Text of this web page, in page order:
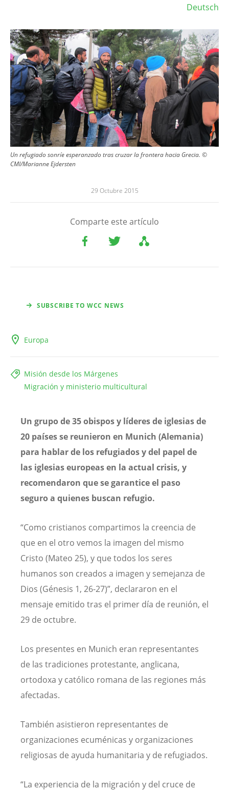
Deutsch
Image
Un refugiado sonríe esperanzado tras cruzar la frontera hacia Grecia. ©
CMI/Marianne Ejdersten
29 Octubre 2015
Comparte este artículo
SUBSCRIBE TO WCC NEWS
Europa
Misión desde los Márgenes
Migración y ministerio multicultural
Un grupo de 35 obispos y líderes de iglesias de
20 países se reunieron en Munich (Alemania)
para hablar de los refugiados y del papel de
las iglesias europeas en la actual crisis, y
recomendaron que se garantice el paso
seguro a quienes buscan refugio.
“Como cristianos compartimos la creencia de
que en el otro vemos la imagen del mismo
Cristo (Mateo 25), y que todos los seres
humanos son creados a imagen y semejanza de
Dios (Génesis 1, 26-27)”, declararon en el
mensaje emitido tras el primer día de reunión, el
29 de octubre.
Los presentes en Munich eran representantes
de las tradiciones protestante, anglicana,
ortodoxa y católico romana de las regiones más
afectadas.
También asistieron representantes de
organizaciones ecuménicas y organizaciones
religiosas de ayuda humanitaria y de refugiados.
“La experiencia de la migración y del cruce de